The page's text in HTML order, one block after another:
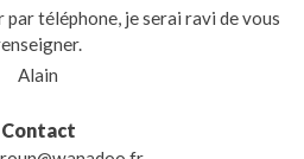
téléphone, je serai ravi de vous
Alain
Contact